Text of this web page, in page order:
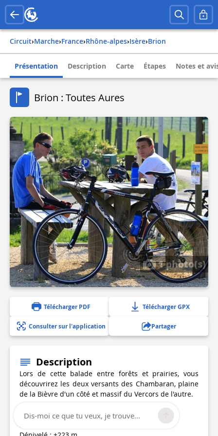
Circuit› Marche› france› rhône-alpes› isère› brion
Présentation Description Carte Étapes Notes et
Brion : Toutes Aures
1 photo(s)
Télécharger PDF Télécharger GPX
Consulter sur l'application Partager
Description
Lors de cette balade entre forêts et prairies, vous
découvrirez les deux versants des Chambaran, plaine
de la Bièvre d'un côté et massif du Vercors de l'autre.
Distance : 6,9 km
Durée : 2h05
Dis-moi ce que tu veux, je trouve...